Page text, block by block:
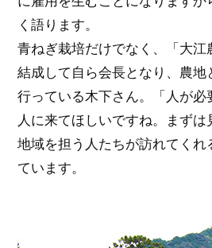
く語ります。
青ねぎ栽培だけでなく、「大江
結成して自ら会長となり、農地
行っている木下さん。「人が必
人に来てほしいですね。まず
地域を担う人たちが訪れてくれ
ています。